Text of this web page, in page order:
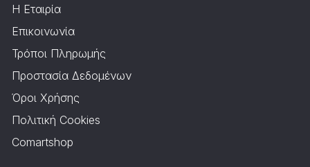
Η Εταιρία
Επικοινωνία
Τρόποι Πληρωμής
Προστασία Δεδομένων
Όροι Χρήσης
Πολιτική Cookies
Comartshop